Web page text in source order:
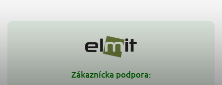
Zákaznícka podpora: